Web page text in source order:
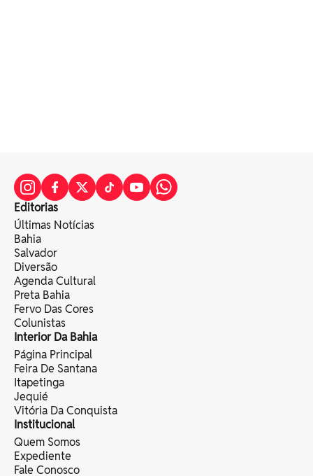
Editorias
Últimas Notícias
Bahia
Salvador
Diversão
Agenda Cultural
Preta Bahia
Fervo Das Cores
Colunistas
Interior Da Bahia
Página Principal
Feira De Santana
Itapetinga
Jequié
Vitória Da Conquista
Institucional
Quem Somos
Expediente
Fale Conosco